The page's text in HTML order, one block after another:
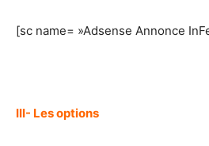
[sc name= »Adsense Annonce
III- Les options